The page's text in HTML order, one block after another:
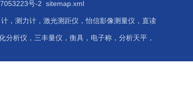
号-2 sitemap.xml
，测力计，激光测距仪，怡信影像测量仪，直读
析仪，三丰量仪，衡具，电子称，分析天平，